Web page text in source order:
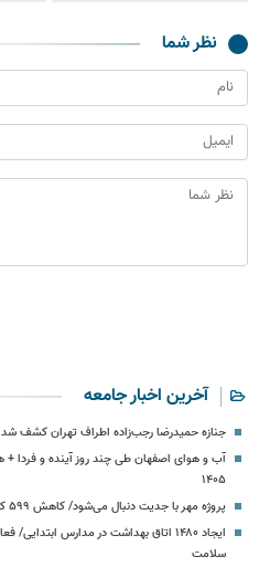
نظر شما
آخرین اخبار جامعه
جنازه حمیدرضا رجب‌زاده اطراف تهران کشف شد
۱۴۰۵
پروژه مهر با جدیت دنبال می‌شود/ کاهش ۵۹۹ کلاس پرتراکم و به‌روز شدن پاداش بازنشستگان
سلامت